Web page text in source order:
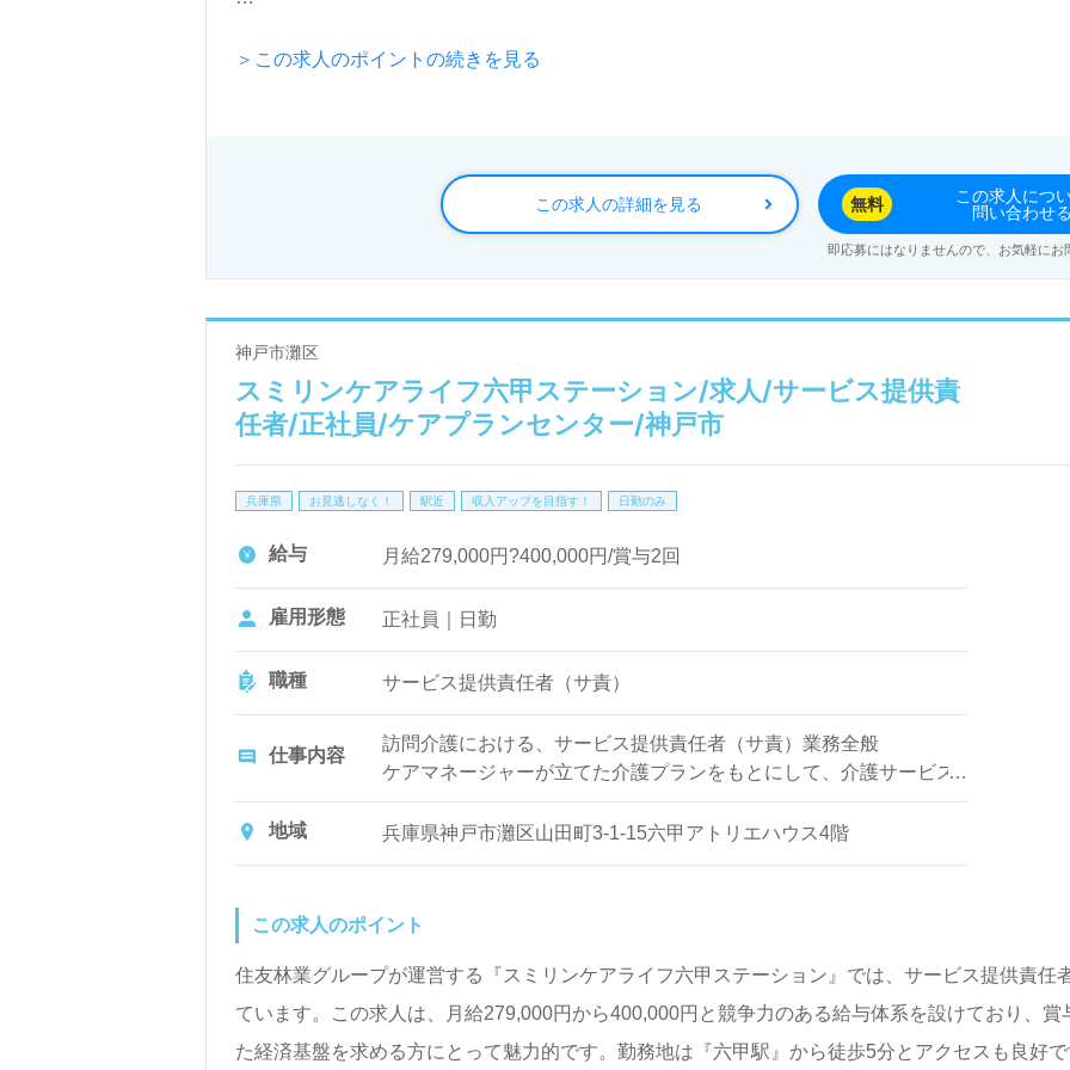
この事業所は「がんばりすぎない勇気」という理念を掲げており、スタッフ同士のコミュニケー
で、自分のライフスタイルに合わせた働き方を選ぶことができます。
さらに、住宅手当などの福利厚生も充実しており、安心して生活しながら働くことができます。
＞この求人のポイントの続きを見る
この求人の詳細を見る 無料
この求人につ
問い合わせる
即応募にはなりませんので、お気軽にお
神戸市灘区
スミリンケアライフ六甲ステーション/求人/サービス提供責
任者/正社員/ケアプランセンター/神戸市
兵庫県 お見逃しなく！ 駅近 収入アップを目指す！ 日勤のみ
給与 月給279,000円?400,000円/賞与2回
雇用形態 正社員｜日勤
職種 サービス提供責任者（サ責）
仕事内容
訪問介護における、サービス提供責任者（サ責）業務全般
ケアマネージャーが立てた介護プランをもとにして、介護サービス
を計画したり、介護スタッフに指示をしたりする仕事
地域
兵庫県神戸市灘区山田町3-1-15六甲アトリエハウス4階
この求人のポイント
住友林業グループが運営する『スミリンケアライフ六甲ステーション』では、サービス提供責任
ています。この求人は、月給279,000円から400,000円と競争力のある給与体系を設けており、
た経済基盤を求める方にとって魅力的です。勤務地は『六甲駅』から徒歩5分とアクセスも良好で